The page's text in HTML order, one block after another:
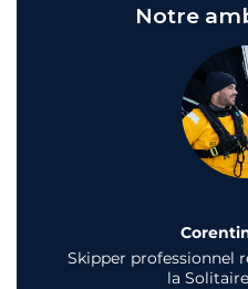
Notre
Skipper professionnel
la